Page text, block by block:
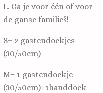
L. Ga je voor één of voor
de ganse familie?!
S= 2 gastendoekjes
(30/50cm)
M= 1 gastendoekje
(30/50cm)+1handdoek